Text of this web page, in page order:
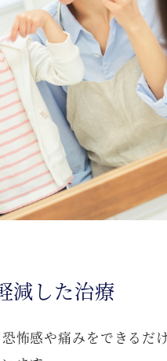
減した治療
怖感や痛みをできるだ